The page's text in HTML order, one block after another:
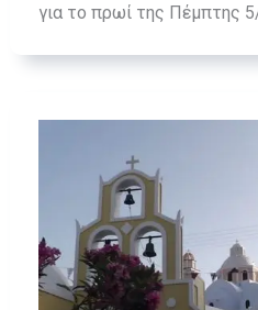
για το πρωί της Πέμπτης